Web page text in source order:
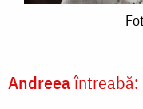
Nechifor
Andreeaîntreabă: